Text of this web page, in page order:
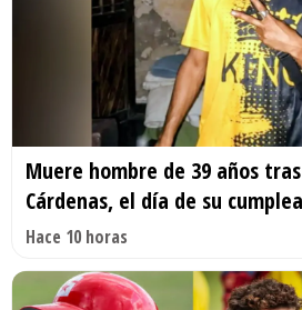
Muere hombre de 39 años
Cárdenas, el día de su
Hace 10 horas